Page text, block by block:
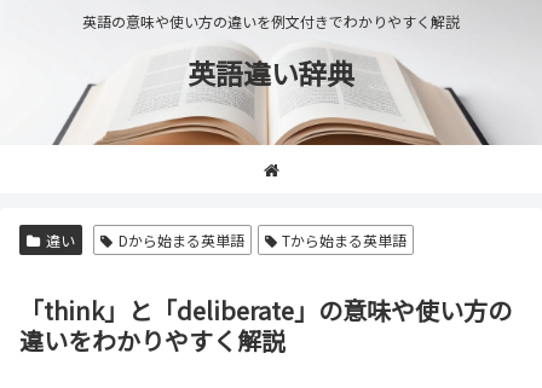
英語の意味や使い方の違いを例文付きでわかりやすく解説
英語違い辞典
違い Dから始まる英単語 Tから始まる英単語
「think」と「deliberate」の意味や使い方の
違いをわかりやすく解説